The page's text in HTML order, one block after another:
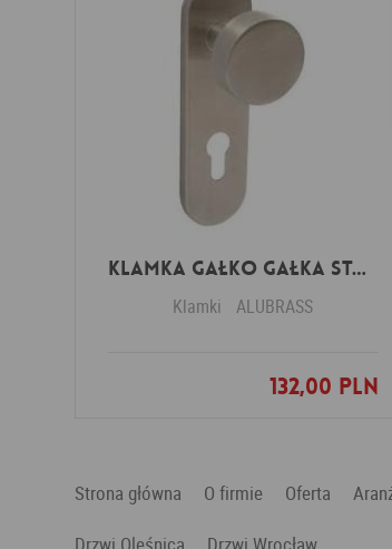
Klamka GAŁKO GAŁKA stal nierdzewna okrągła
Klamki ALUBRASS
132,00 PLN
Dodaj do ulubionych
Strona główna O firmie Oferta